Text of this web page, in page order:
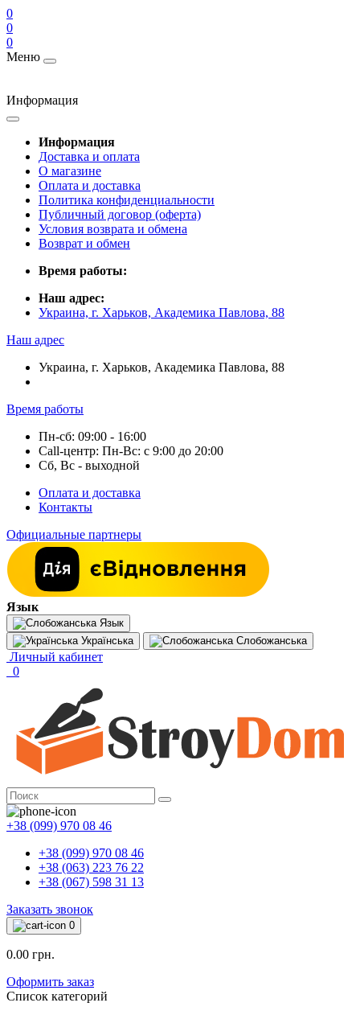
0
0
0
Меню
Информация
Информация
Доставка и оплата
О магазине
Оплата и доставка
Политика конфиденциальности
Публичный договор (оферта)
Условия возврата и обмена
Возврат и обмен
Время работы:
Наш адрес:
Украина, г. Харьков, Академика Павлова, 88
Наш адрес
Украина, г. Харьков, Академика Павлова, 88
Время работы
Пн-сб: 09:00 - 16:00
Call-центр: Пн-Вс: с 9:00 до 20:00
Сб, Вс - выходной
Оплата и доставка
Контакты
Официальные партнеры
Язык
Язык
Українська
Слобожанська
Личный кабинет
0
+38 (099) 970 08 46
+38 (099) 970 08 46
+38 (063) 223 76 22
+38 (067) 598 31 13
Заказать звонок
0
0.00 грн.
Оформить заказ
Список категорий